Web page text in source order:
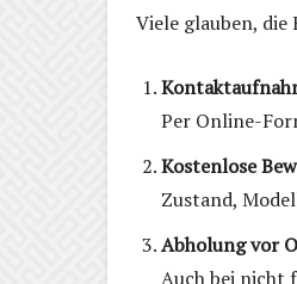
Viele glauben,
Per Online-
Kostenlose
Zustand,
Abholung vor
Auch bei nicht